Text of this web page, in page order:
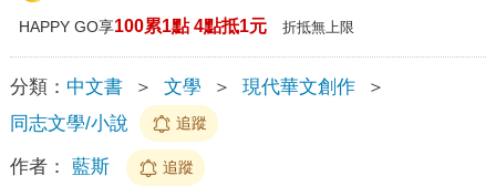
HAPPY GO享100累1點 4點抵1元 折抵無上限
分類： 中文書 ＞ 文學 ＞ 現代華文創作
＞
同志文學/小說
追蹤
作者： 藍斯 追蹤